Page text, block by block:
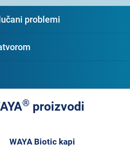
problemi
® proizvodi
WAYA Biotic kapi